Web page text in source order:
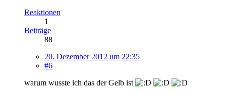
Reaktionen
1
Beiträge
88
20. Dezember 2012 um 22:35
#6
warum wusste ich das der Gelb ist